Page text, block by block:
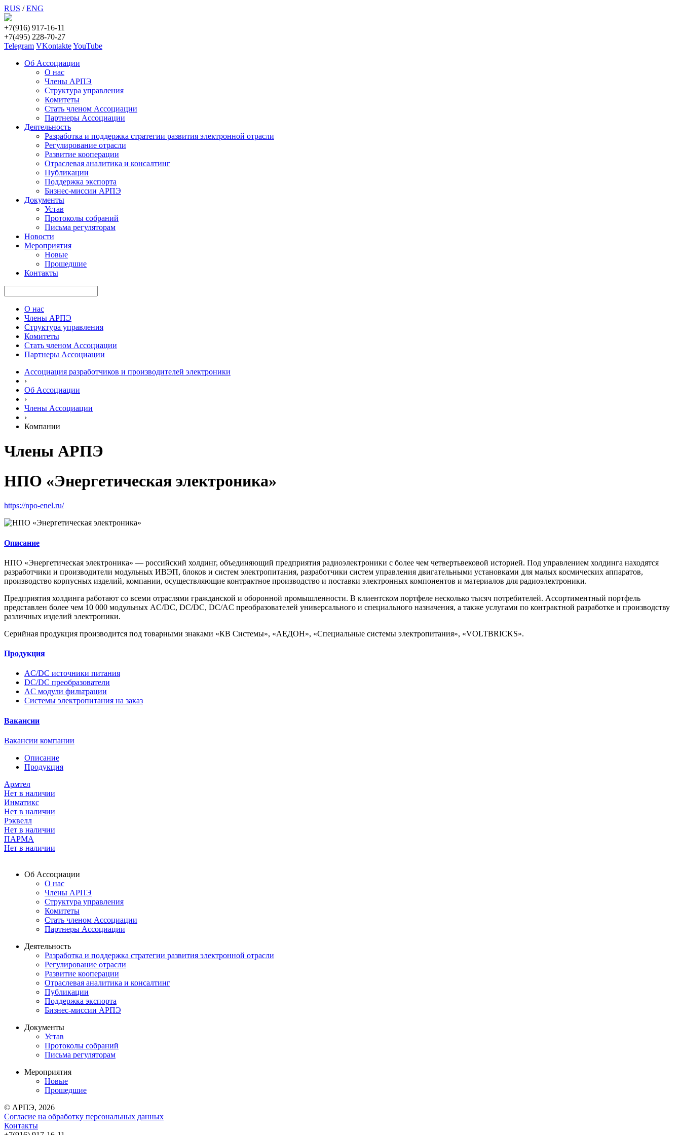
RUS /ENG
+7(916) 917-16-11
+7(495) 228-70-27
Telegram VKontakteYouTube
Об Ассоциации
О нас
Члены АРПЭ
Структура управления
Комитеты
Стать членом Ассоциации
Партнеры Ассоциации
Деятельность
Разработка и поддержка стратегии развития электронной отрасли
Регулирование отрасли
Развитие кооперации
Отраслевая аналитика и консалтинг
Публикации
Поддержка экспорта
Бизнес-миссии АРПЭ
Документы
Устав
Протоколы собраний
Письма регуляторам
Новости
Мероприятия
Новые
Прошедшие
Контакты
О нас
Члены АРПЭ
Структура управления
Комитеты
Стать членом Ассоциации
Партнеры Ассоциации
Ассоциация разработчиков и производителей электроники
›
Об Ассоциации
›
Члены Ассоциации
›
Компании
Члены АРПЭ
НПО «Энергетическая электроника»
https://npo-enel.ru/
Описание
НПО «Энергетическая электроника» — российский холдинг, объединяющий предприятия радиоэлектроники с более чем четвертьвековой историей. Под управлением холдинга находятся
разработчики и производители модульных ИВЭП, блоков и систем электропитания, разработчики систем управления двигательными установками для малых космических аппаратов,
производство корпусных изделий, компании, осуществляющие контрактное производство и поставки электронных компонентов и материалов для радиоэлектроники.
Предприятия холдинга работают со всеми отраслями гражданской и оборонной промышленности. В клиентском портфеле несколько тысяч потребителей. Ассортиментный портфель
представлен более чем 10 000 модульных AC/DC, DC/DC, DC/AC преобразователей универсального и специального назначения, а также услугами по контрактной разработке и производству
различных изделий электроники.
Серийная продукция производится под товарными знаками «КВ Системы», «АЕДОН», «Специальные системы электропитания», «VOLTBRICKS».
Продукция
AC/DC источники питания
DC/DC преобразователи
AC модули фильтрации
Системы электропитания на заказ
Вакансии
Вакансии компании
Описание
Продукция
Армтел
Нет в наличии
Инматикс
Нет в наличии
Рэквелл
Нет в наличии
ПАРМА
Нет в наличии
Об Ассоциации
О нас
Члены АРПЭ
Структура управления
Комитеты
Стать членом Ассоциации
Партнеры Ассоциации
Деятельность
Разработка и поддержка стратегии развития электронной отрасли
Регулирование отрасли
Развитие кооперации
Отраслевая аналитика и консалтинг
Публикации
Поддержка экспорта
Бизнес-миссии АРПЭ
Документы
Устав
Протоколы собраний
Письма регуляторам
Мероприятия
Новые
Прошедшие
© АРПЭ, 2026
Согласие на обработку персональных данных
Контакты